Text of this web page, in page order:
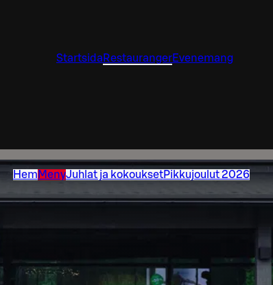
Startsida RestaurangerEvenemang
Hem MenyJuhlat ja kokouksetPikkujoulut 2026